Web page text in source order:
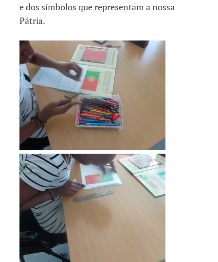
e dos símbolos que representam a nossa
Pátria.